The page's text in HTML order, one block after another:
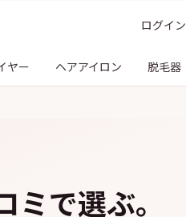
ログイン
ヤー ヘアアイロン 脱毛器
で選ぶ。